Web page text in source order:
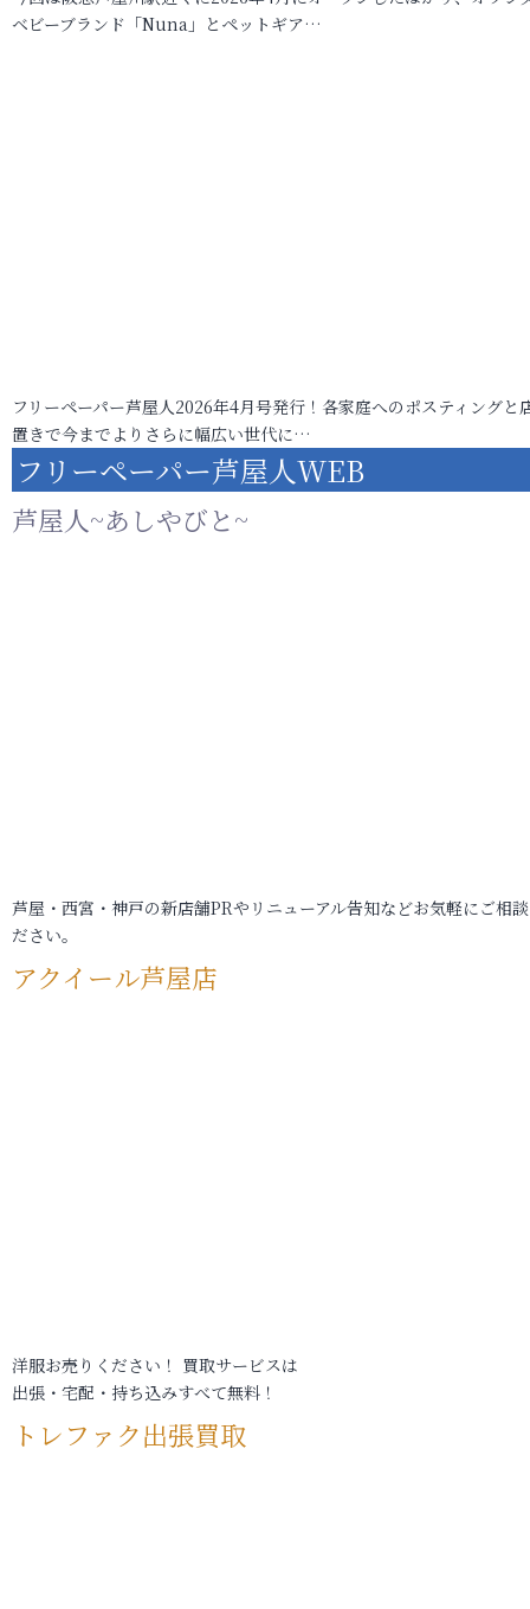
ベビーブランド「Nuna」とペットギア…
フリーペーパー芦屋人2026年4月号発行！各家庭へのポスティングと
置きで今までよりさらに幅広い世代に…
フリーペーパー芦屋人WEB
芦屋人~あしやびと~
芦屋・西宮・神戸の新店舗PRやリニューアル告知などお気軽にご相
ださい。
アクイール芦屋店
洋服お売りください！ 買取サービスは
出張・宅配・持ち込みすべて無料！
トレファク出張買取